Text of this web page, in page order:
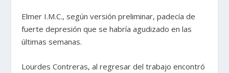
Elmer I.M.C., según versión preliminar, padecía de
fuerte depresión que se habría agudizado en las
últimas semanas.
Lourdes Contreras, al regresar del trabajo encontró